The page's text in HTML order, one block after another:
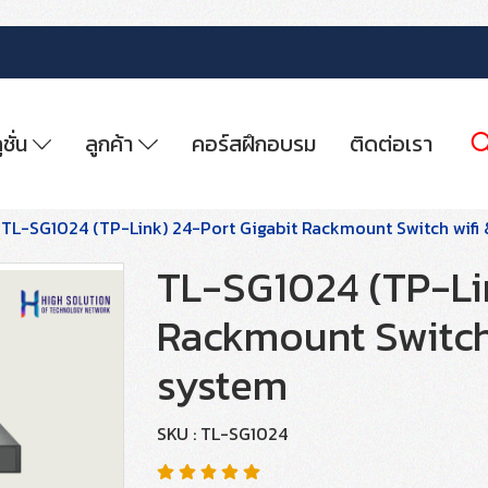
น ลูกค้า คอร์สฝึกอบรม ติดต่อเรา
TL-SG1024 (TP-Link) 24-Port Gigabit Rackmount Switch wifi
TL-SG1024 (TP-
Rackmount
system
SKU : TL-SG1024